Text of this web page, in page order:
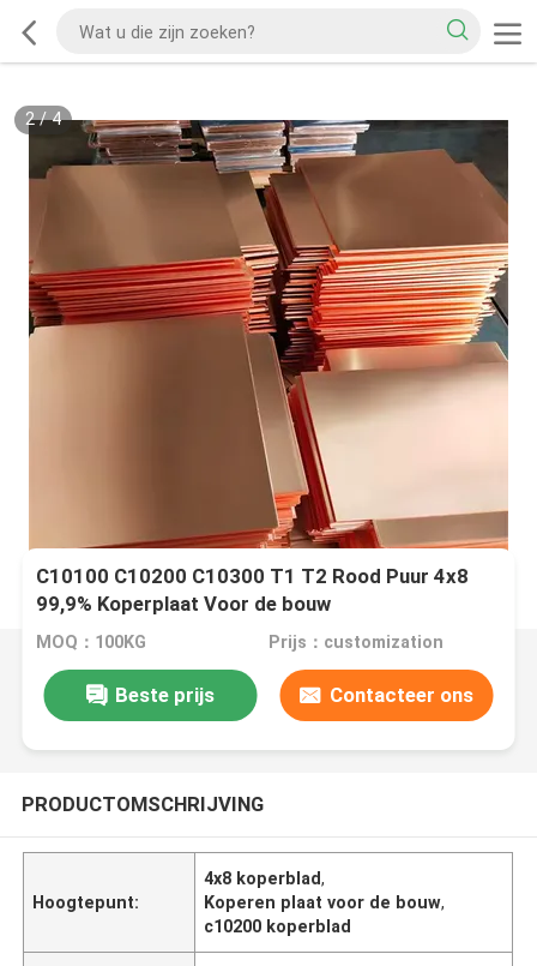
2/4
C10100 C10200 C10300 T1 T2 Rood Puur 4x8
99,9% Koperplaat Voor de bouw
MOQ：100KG Prijs：customization
Beste prijs Contacteer ons
PRODUCTOMSCHRIJVING
Hoogtepunt:
4x8 koperblad,
Koperen plaat voor de bouw,
c10200 koperblad